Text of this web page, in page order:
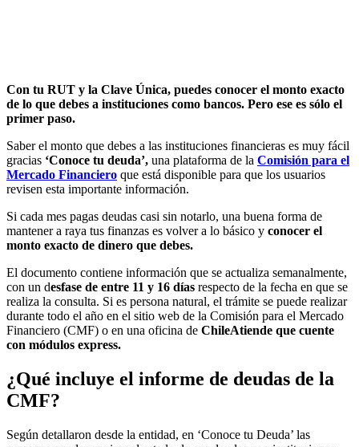
Con tu RUT y la Clave Única, puedes conocer el monto exacto
de lo que debes a instituciones como bancos. Pero ese es sólo el
primer paso.
Saber el monto que debes a las instituciones financieras es muy fácil
gracias ‘Conoce tu deuda’, una plataforma de la Comisión para el
Mercado Financiero que está disponible para que los usuarios
revisen esta importante información.
Si cada mes pagas deudas casi sin notarlo, una buena forma de
mantener a raya tus finanzas es volver a lo básico y conocer el
monto exacto de dinero que debes.
El documento contiene información que se actualiza semanalmente,
con un desfase de entre 11 y 16 días respecto de la fecha en que se
realiza la consulta. Si es persona natural, el trámite se puede realizar
durante todo el año en el sitio web de la Comisión para el Mercado
Financiero (CMF) o en una oficina de ChileAtiende que cuente
con módulos express.
¿Qué incluye el informe de deudas de la
CMF?
Según detallaron desde la entidad, en ‘Conoce tu Deuda’ las